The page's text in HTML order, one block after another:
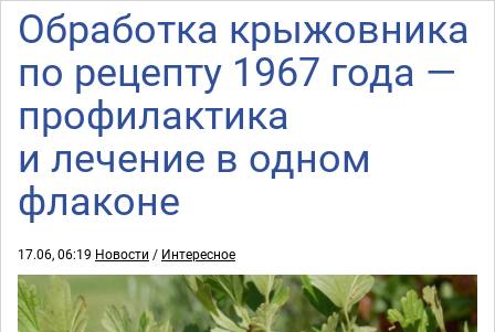
Обработка крыжовника
по рецепту 1967 года —
профилактика
и лечение в одном
флаконе
17.06, 06:19 Новости / Интересное